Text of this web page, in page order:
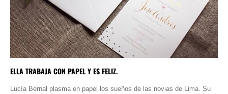
ELLA TRABAJA CON PAPEL Y ES FELIZ.
Lucía Bernal plasma en papel los sueños de las novias de Lima. Su